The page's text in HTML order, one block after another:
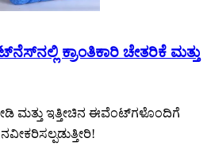
ಕ್ರಾಂತಿಕಾರಿ ಚೇತರಿಕೆ ಮತ್ತು
ಮತ್ತು ಇತ್ತೀಚಿನ ಈವೆಂಟ್‌ಗಳೊಂದಿಗೆ